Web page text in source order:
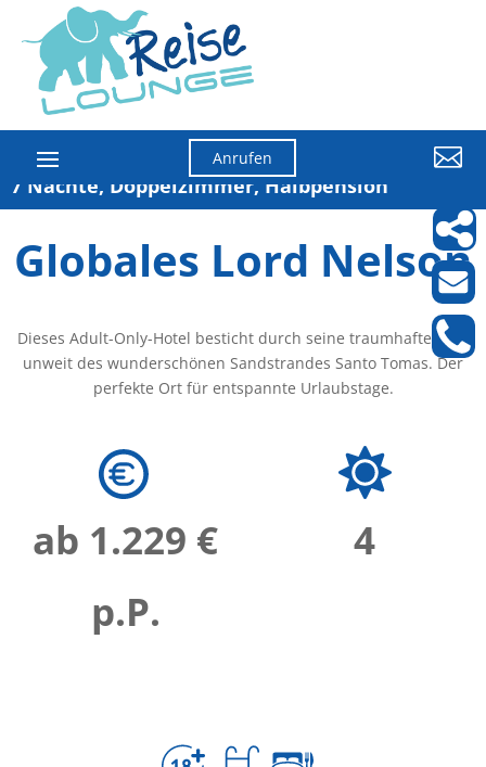
Anrufen 
7 Nächte, Doppelzimmer, Halbpension
Globales Lord Nelson
Dieses Adult-Only-Hotel besticht durch seine traumhafte Lage
unweit des wunderschönen Sandstrandes Santo Tomas. Der
perfekte Ort für entspannte Urlaubstage.
ab 1.229 €
p.P.
4